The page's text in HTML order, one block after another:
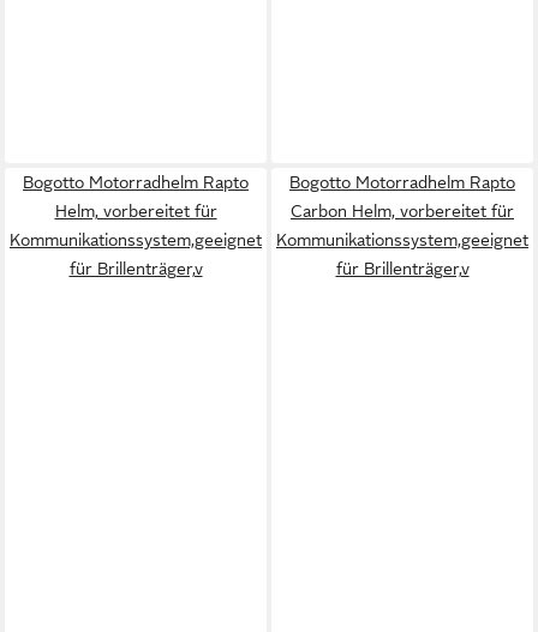
Bogotto Motorradhelm Rapto
Helm, vorbereitet für
Kommunikationssystem,geeignet
für Brillenträger,v
Bogotto Motorradhelm Rapto
Carbon Helm, vorbereitet für
Kommunikationssystem,geeignet
für Brillenträger,v